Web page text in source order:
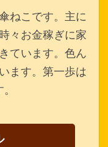
ねこです。主に
々お金稼ぎに家
ています。色ん
ます。第一歩は